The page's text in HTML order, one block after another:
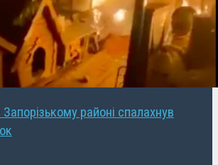
Запорізькому районі спалахнув